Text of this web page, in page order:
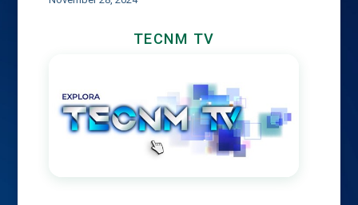
TECNM TV